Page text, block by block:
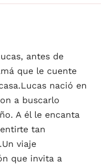
antes de
que le cuente
nació en
a buscarlo
A él le encanta
tan
viaje
que invita a